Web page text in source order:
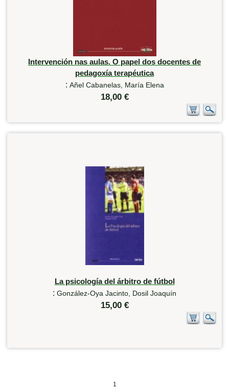
Intervención nas aulas. O papel dos docentes de
pedagoxía terapéutica
: Añel Cabanelas, María Elena
18,00 €
La psicología del árbitro de fútbol
: González-Oya Jacinto, Dosil Joaquín
15,00 €
1